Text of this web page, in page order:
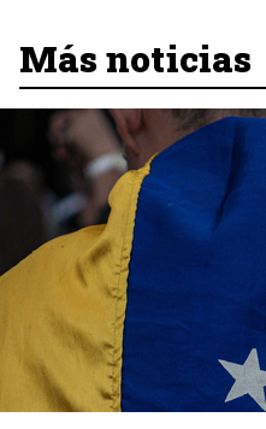
Más noticias